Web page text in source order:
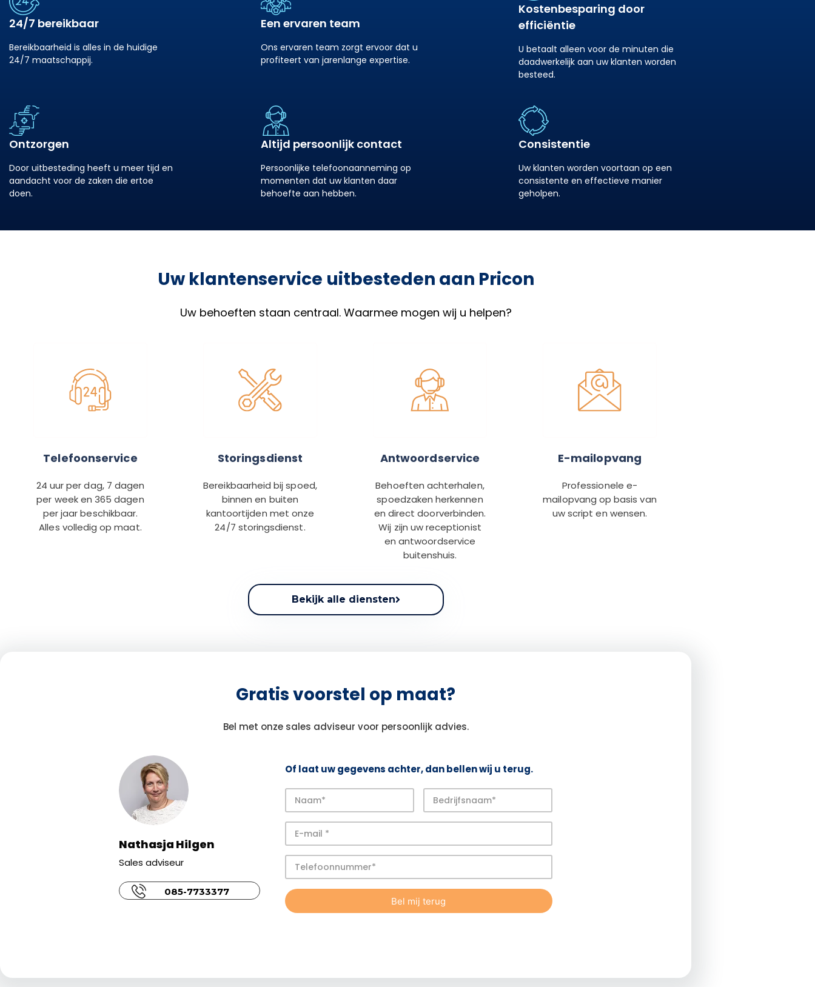
24/7 bereikbaar
Bereikbaarheid is alles in de huidige
24/7 maatschappij.
Een ervaren team
Ons ervaren team zorgt ervoor dat u
profiteert van jarenlange expertise.
Kostenbesparing door
efficiëntie
U betaalt alleen voor de minuten die
daadwerkelijk aan uw klanten worden
besteed.
Ontzorgen
Door uitbesteding heeft u meer tijd en
aandacht voor de zaken die ertoe
doen.
Altijd persoonlijk contact
Persoonlijke telefoonaanneming op
momenten dat uw klanten daar
behoefte aan hebben.
Consistentie
Uw klanten worden voortaan op een
consistente en effectieve manier
geholpen.
Uw klantenservice uitbesteden aan Pricon
Uw behoeften staan centraal. Waarmee mogen wij u helpen?
Telefoonservice
24 uur per dag, 7 dagen
per week en 365 dagen
per jaar beschikbaar.
Alles volledig op maat.
Storingsdienst
Bereikbaarheid bij spoed,
binnen en buiten
kantoortijden met onze
24/7 storingsdienst.
Antwoordservice
Behoeften achterhalen,
spoedzaken herkennen
en direct doorverbinden.
Wij zijn uw receptionist
en antwoordservice
buitenshuis.
E-mailopvang
Professionele e-
mailopvang op basis van
uw script en wensen.
Bekijk alle diensten
Gratis voorstel op maat?
Bel met onze sales adviseur voor persoonlijk advies.
Nathasja Hilgen
Sales adviseur
085-7733377
Of laat uw gegevens achter, dan bellen wij u terug.
Bel mij terug